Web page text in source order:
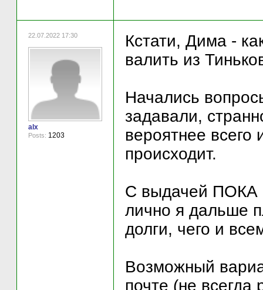
22.07.2022 17:30
alx
Posts: 1203
Кстати, Дима -
валить из
Начались
задавали,
вероятнее всего
происходит.
С выдачей ПОКА
лично я дальше
долги, чего и
Возможный
почте (не